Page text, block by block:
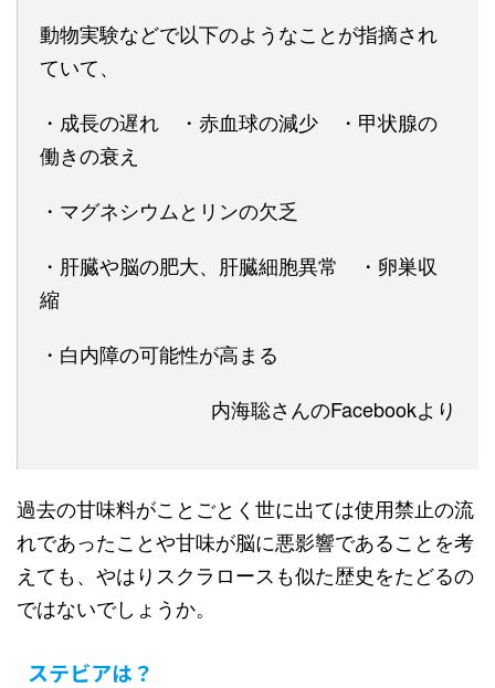
動物実験などで以下のようなことが指摘され
ていて、
・成長の遅れ ・赤血球の減少 ・甲状腺の
働きの衰え
・マグネシウムとリンの欠乏
・肝臓や脳の肥大、肝臓細胞異常 ・卵巣収
縮
・白内障の可能性が高まる
内海聡さんのFacebookより
過去の甘味料がことごとく世に出ては使用禁止の流
れであったことや甘味が脳に悪影響であることを考
えても、やはりスクラロースも似た歴史をたどるの
ではないでしょうか。
ステビアは？